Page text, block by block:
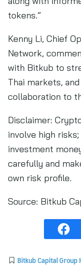
tokens.”
Kenny Li, Chief
Network,
with Bitkub to
Thai markets,
collaboration to
Disclaimer:
involve high
investment
carefully and
own risk profile.
Source: Bitkub
Bitkub Capital Group